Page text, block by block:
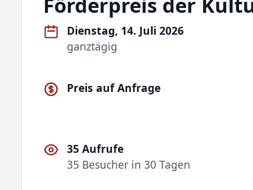
Dienstag, 14. Juli 2026
ganztägig
Preis auf Anfrage
35 Aufrufe
35 Besucher in 30 Tagen